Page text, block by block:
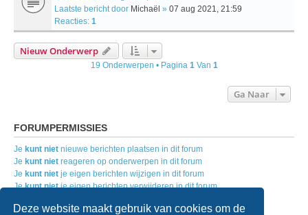
Deze website maakt gebruik van cookies om de
Laatste bericht door Michaël » 07 aug 2021, 21:59
Reacties: 1
Nieuw Onderwerp
19 Onderwerpen • Pagina 1Van 1
Ga Naar
FORUMPERMISSIES
Je kunt niet nieuwe berichten plaatsen in dit forum
Je kunt niet reageren op onderwerpen in dit forum
Je kunt niet je eigen berichten wijzigen in dit forum
Jekunt nietje eigen berichten verwijderen in dit forum